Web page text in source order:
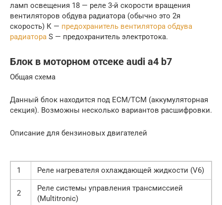
ламп освещения 18 — реле 3-й скорости вращения
вентиля­торов обдува радиатора (обычно это 2­я
скорость) К — предохранитель вентилятора обдува
радиатора S — предохранитель электротока.
Блок в моторном отсеке audi a4 b7
Общая схема
Данный блок находится под ECM/TCM (аккумуляторная
секция). Возможны несколько вариантов расшифровки.
Описание для бензиновых двигателей
1 Реле нагревателя охлаждающей жидкости (V6)
2
Реле системы управления трансмиссией
(Multitronic)